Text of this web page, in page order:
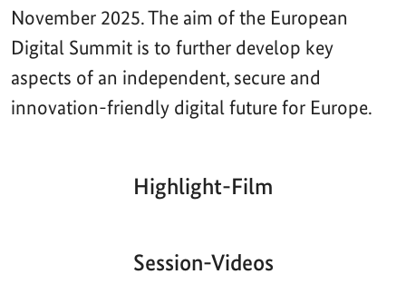
November 2025. The aim of the European
Digital Summit is to further develop key
aspects of an independent, secure and
innovation-friendly digital future for Europe.
Highlight-Film
Aktueller
00:00| 00:00
Session-Videos